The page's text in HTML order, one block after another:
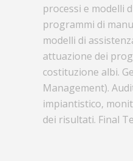
processi e modelli
programmi di
modelli di
attuazione dei
costituzione albi.
Management).
impiantistico,
dei risultati. Final